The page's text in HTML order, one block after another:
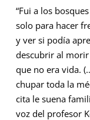
“Fui a los
solo para hacer
y ver si podía
descubrir al
que no era vida.
chupar toda la
cita le suena
voz del profesor